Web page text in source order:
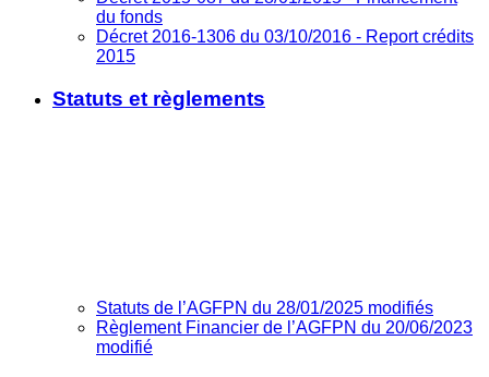
du fonds
Décret 2016-1306 du 03/10/2016 - Report crédits
2015
Statuts et règlements
Statuts de l’AGFPN du 28/01/2025 modifiés
Règlement Financier de l’AGFPN du 20/06/2023
modifié